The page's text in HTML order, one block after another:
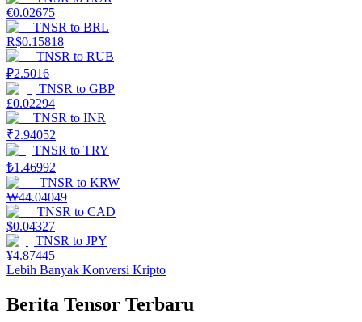
€0.02675
TNSR to BRL
R$0.15818
TNSR to RUB
₽2.5016
TNSR to GBP
£0.02294
TNSR to INR
₹2.94052
TNSR to TRY
₺1.46992
TNSR to KRW
₩44.04049
TNSR to CAD
$0.04327
TNSR to JPY
¥4.87445
Lebih Banyak Konversi Kripto
Berita Tensor Terbaru